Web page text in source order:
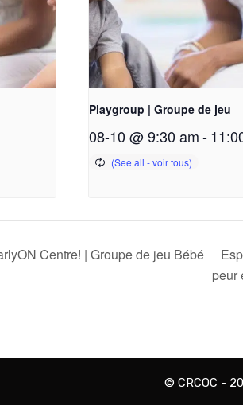
Playgroup | Groupe de jeu
08-10 @ 9:30 am -
Centre! | Groupe de jeu Bébé
peur
© CRCOC -